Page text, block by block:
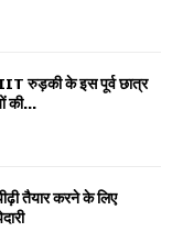
IIT रुड़की के इस पूर्व छात्र
की...
तैयार करने के लिए